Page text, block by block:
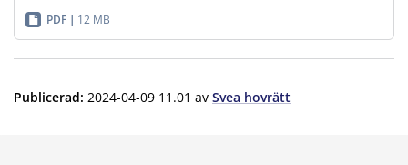
PDF 12 MB
Publicerad: 2024-04-09 11.01 av Svea hovrätt